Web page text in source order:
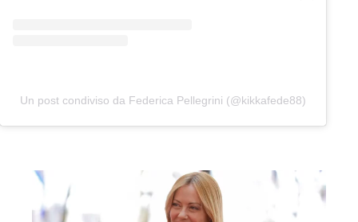
Un post condiviso da Federica Pellegrini (@kikkafede88)